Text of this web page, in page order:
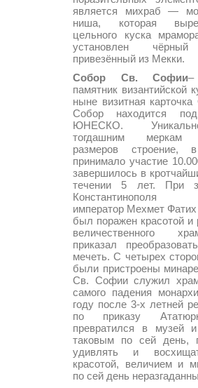
является михраб —
ниша, которая
цельного куска
установлен
привезённый из Мекки.
Собор Св. Софии–
памятник византийской
ныне визитная
Собор находится
ЮНЕСКО.
тогдашним меркам
размеров строение,
принимало участие
завершилось в
течении 5 лет. При
Константинополя
император Мехмет Фатих
был поражен красотой и
величественного
приказал
мечеть. С четырех
были пристроены
Св. Софии служил
самого падения
году после 3-х летней
по приказу
превратился в музей
таковым по сей день,
удивлять и
красотой, величием и
по сей день